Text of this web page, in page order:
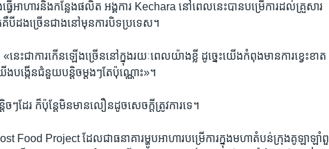
ើ​អាហារ​និង​កន្លែង​ផលិត អង្គការ​ Kechara នៅ​ពេល​នេះបាន​បម្រើការ​ដល់គ្រួសារ​
ដង​ច្រើន​ជាងនៅ​មុន​ការ​បិទ​ប្រទេស។
ជា​ការ​កើន​ឡើង​ច្រើននៅក្នុងរយៈពេលយ៉ាង​ខ្លី ដូច្នេះយើង​កំពុងមានការ​ខ្វេះ​ខាត​
ង្កើន​ជំនួយ​បន្តិច​ម្តងៗតែ​ប៉ុណ្ណោះ»។​
ច​ៗ​ដែរ​ ក៏​ប៉ុន្តែមិន​មាន​លឿនដូច​សេចក្តី​ត្រូវ​ការ​ទេ។
Food Project ដែល​ជា​ធនាគារ​ម្ហូប​អាហារបម្រើ​ការ​ក្នុង​មហា​តំបន់ក្រុងគូឡាឡាំពួ